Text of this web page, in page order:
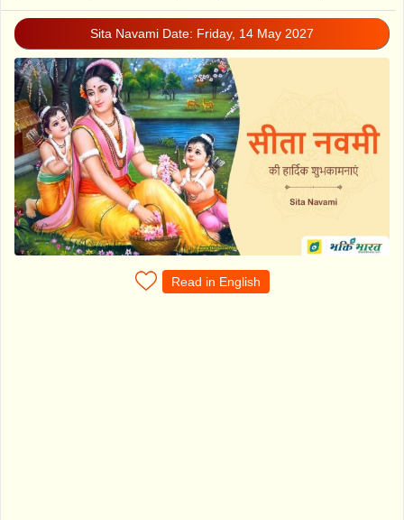
Sita Navami Date: Friday, 14 May 2027
Read in English